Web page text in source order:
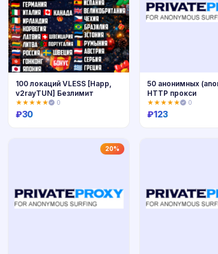
100 локаций VLESS [Happ,
v2rayTUN] Безлимит
★★★★★ 0
₽30
50 анонимных
HTTP прокси
★★★★★ 0
₽123
20%